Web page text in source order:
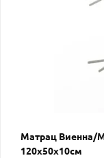
Матрац Виенна/
120х50х10см